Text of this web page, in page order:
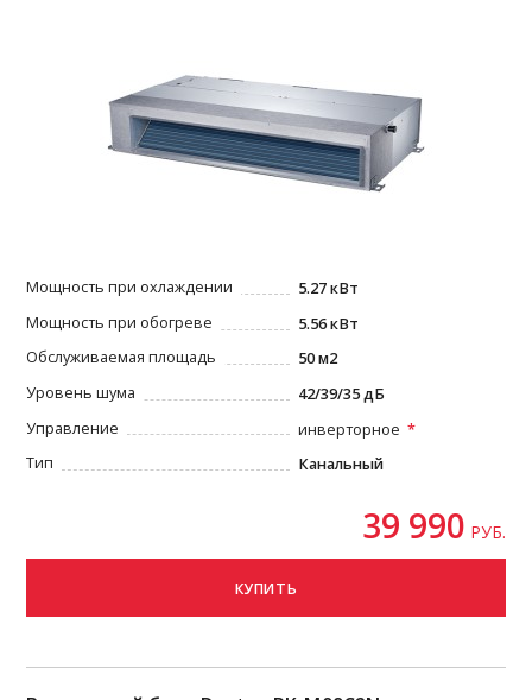
Мощность при охлаждении
5.27 кВт
Мощность при обогреве
5.56 кВт
Обслуживаемая площадь
50 м2
Уровень шума
42/39/35 дБ
Управление
инверторное
Тип
Канальный
39 990 РУБ.
КУПИТЬ